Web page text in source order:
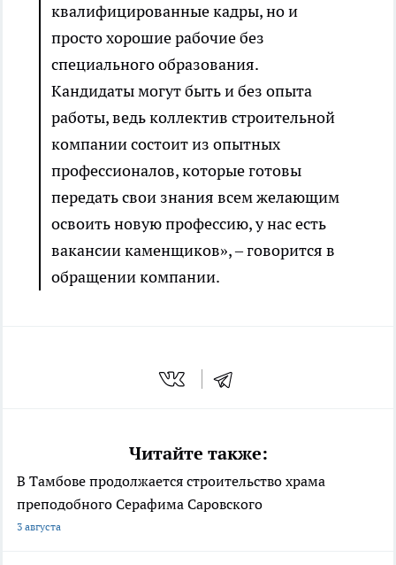
квалифицированные кадры, но и
просто хорошие рабочие без
специального образования.
Кандидаты могут быть и без опыта
работы, ведь коллектив строительной
компании состоит из опытных
профессионалов, которые готовы
передать свои знания всем желающим
освоить новую профессию, у нас есть
вакансии каменщиков», – говорится в
обращении компании.
Читайте также:
В Тамбове продолжается строительство храма
преподобного Серафима Саровского
3 августа